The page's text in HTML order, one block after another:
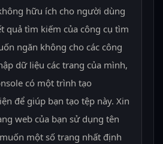
hữu ích cho người dùng
quả tìm kiếm của công cụ tìm
ngăn không cho các công
dữ liệu các trang của mình,
có một trình tạo
để giúp bạn tạo tệp này. Xin
web của bạn sử dụng tên
một số trang nhất định